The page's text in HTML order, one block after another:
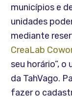
municípios e
unidades
mediante
CreaLab
seu horário”,
da TahVago.
fazer o